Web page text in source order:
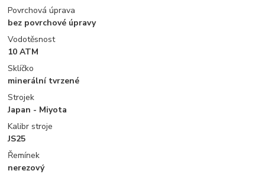
Povrchová úprava
bez povrchové úpravy
Vodotěsnost
10 ATM
Sklíčko
minerální tvrzené
Strojek
Japan - Miyota
Kalibr stroje
JS25
Řemínek
nerezový